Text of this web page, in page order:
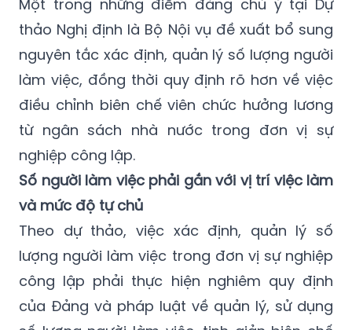
nguyên tắc xác định, quản lý số lượng người
làm việc, đồng thời quy định rõ hơn về việc
điều chỉnh biên chế viên chức hưởng lương
từ ngân sách nhà nước trong đơn vị sự
nghiệp công lập.
Số người làm việc phải gắn với vị trí việc làm
và mức độ tự chủ
Theo dự thảo, việc xác định, quản lý số
lượng người làm việc trong đơn vị sự nghiệp
công lập phải thực hiện nghiêm quy định
của Đảng và pháp luật về quản lý, sử dụng
số lượng người làm việc, tinh giản biên chế
trong đơn vị sự nghiệp công lập.